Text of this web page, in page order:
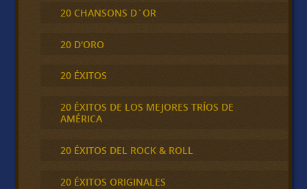
20 CHANSONS D´OR
20 D'ORO
20 ÉXITOS
20 ÉXITOS DE LOS MEJORES TRÍOS DE
AMÉRICA
20 ÉXITOS DEL ROCK & ROLL
20 ÉXITOS ORIGINALES